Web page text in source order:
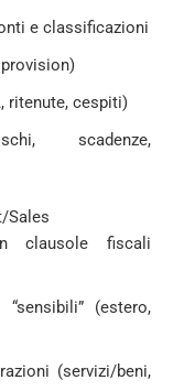
e classificazioni
ritenute, cespiti)
scadenze,
Sales
clausole fiscali
(estero,
(servizi/beni,